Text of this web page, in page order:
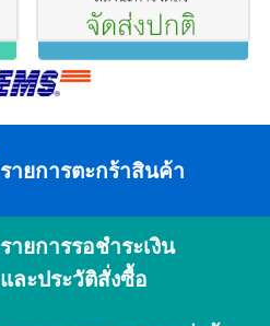
รายการตะกร้าสินค้า
รายการรอชำระเงิน
และประวัติสั่งซื้อ